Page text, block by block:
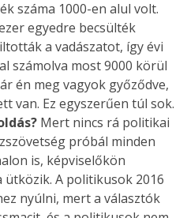
száma 1000-en alul volt.
egyedre becsülték
a vadászatot, így évi
számolva most 9000 körül
én meg vagyok győződve,
van. Ez egyszerűen túl sok.
Mert nincs rá politikai
próbál minden
is, képviselőkön
A politikusok 2016
nyúlni, mert a választók